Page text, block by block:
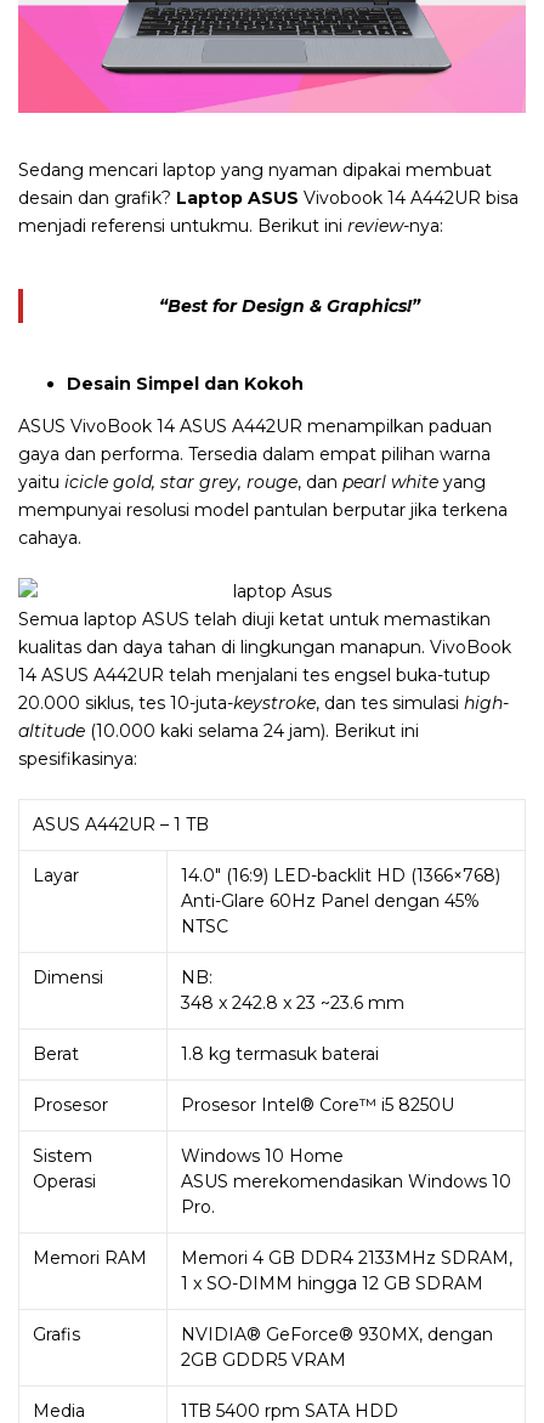
Sedang mencari laptop yang nyaman dipakai membuat
desain dan grafik? Laptop ASUS Vivobook 14 A442UR bisa
menjadi referensi untukmu. Berikut ini review-nya:
“Best for Design & Graphics!”
Desain Simpel dan Kokoh
ASUS VivoBook 14 ASUS A442UR menampilkan paduan
gaya dan performa. Tersedia dalam empat pilihan warna
yaitu icicle gold, star grey, rouge, dan pearl white yang
mempunyai resolusi model pantulan berputar jika terkena
cahaya.
Semua laptop ASUS telah diuji ketat untuk memastikan
kualitas dan daya tahan di lingkungan manapun. VivoBook
14 ASUS A442UR telah menjalani tes engsel buka-tutup
20.000 siklus, tes 10-juta-keystroke, dan tes simulasi high-
altitude (10.000 kaki selama 24 jam). Berikut ini
spesifikasinya:
ASUS A442UR – 1 TB
Layar
14.0″ (16:9) LED-backlit HD (1366×768)
Anti-Glare 60Hz Panel dengan 45%
NTSC
Dimensi
NB:
348 x 242.8 x 23 ~23.6 mm
Berat 1.8 kg termasuk baterai
Prosesor Prosesor Intel® Core™ i5 8250U
Sistem
Operasi
Windows 10 Home
ASUS merekomendasikan Windows 10
Pro.
Memori RAM
Memori 4 GB DDR4 2133MHz SDRAM,
1 x SO-DIMM hingga 12 GB SDRAM
Grafis
NVIDIA® GeForce® 930MX, dengan
2GB GDDR5 VRAM
Media
1TB 5400 rpm SATA HDD